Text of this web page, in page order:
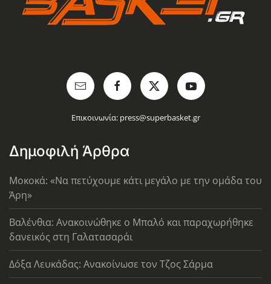
Επικοινωνία: press@superbasket.gr
Δημοφιλή Άρθρα
Μοκοκά: «Να πετύχουμε κάτι μεγάλο με την ομάδα του
Άρη»
Βαλένθια: Ανακοινώθηκε ο Μπαλό και παραχωρήθηκε
δανεικός στη Γαλατασαράι
Δόξα Λευκάδας: Ανακοίνωσε τον Τζος Σάρμα